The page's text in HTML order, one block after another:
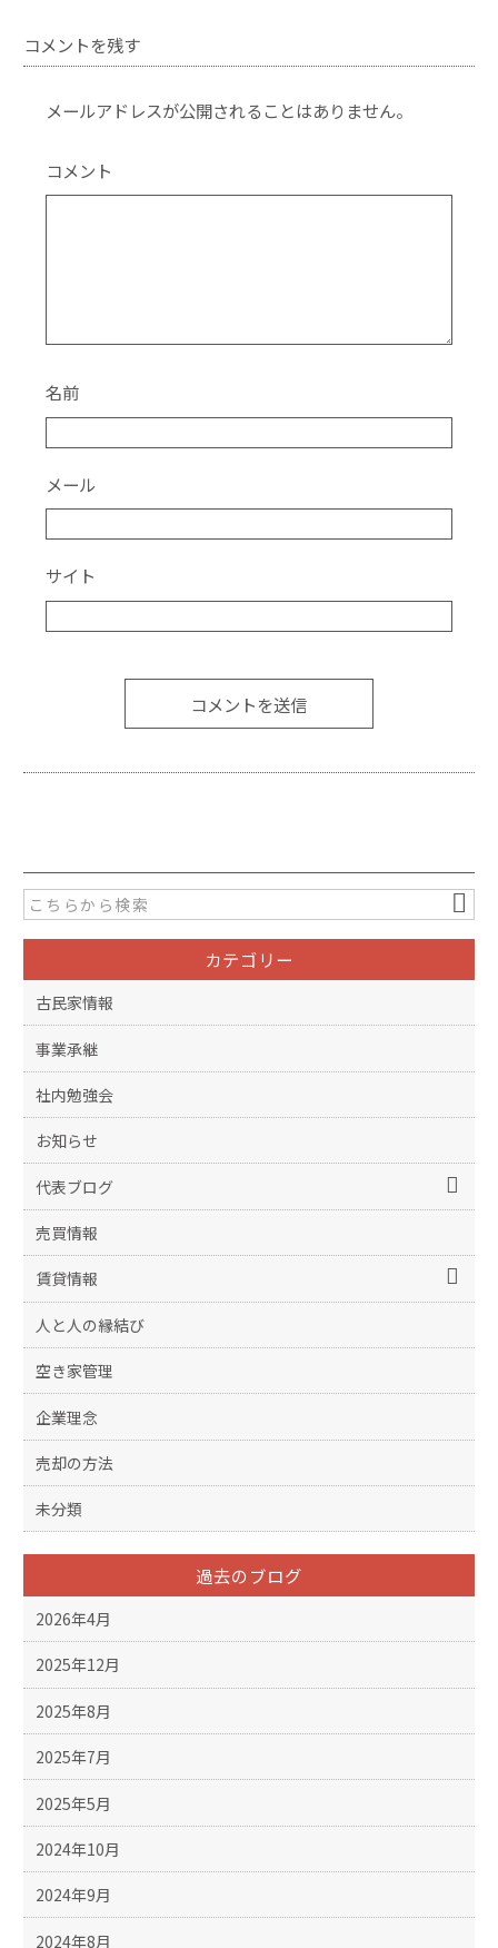
c
e
b
o
o
k
itt
er
コメントを残す
メールアドレスが公開されることはありません。
コメント
名前
メール
サイト
カテゴリー
古民家情報
事業承継
社内勉強会
お知らせ
代表ブログ
売買情報
賃貸情報
人と人の縁結び
空き家管理
企業理念
売却の方法
未分類
過去のブログ
2026年4月
2025年12月
2025年8月
2025年7月
2025年5月
2024年10月
2024年9月
2024年8月